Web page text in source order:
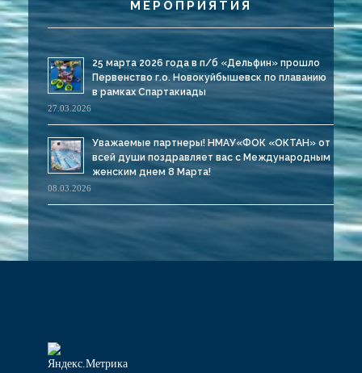
МЕРОПРИЯТИЯ
25 марта 2026 года в п/б «Дельфин» прошло
Первенство г.о. Новокуйбышевск по плаванию
в рамках Спартакиады
27.03.2026
Уважаемые партнеры! НМАУ«ФОК «ОКТАН» от
всей души поздравляет вас с Международным
женским днем 8 Марта!
08.03.2026